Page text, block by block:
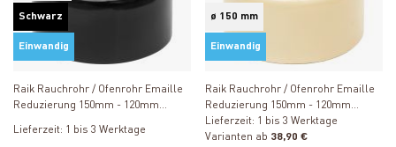
Schwarz
Einwandig
Produkt ansehen
Raik Rauchrohr / Ofenrohr Emaille
Reduzierung 150mm - 120mm
Lieferzeit: 1 bis 3 Werktage
ø 150 mm
Einwandig
Produkt ansehen
Raik Rauchrohr / Ofenrohr Emaille
Reduzierung 150mm - 120mm
Elfenbein
Lieferzeit: 1 bis 3 Werktage
Varianten ab 38,90 €